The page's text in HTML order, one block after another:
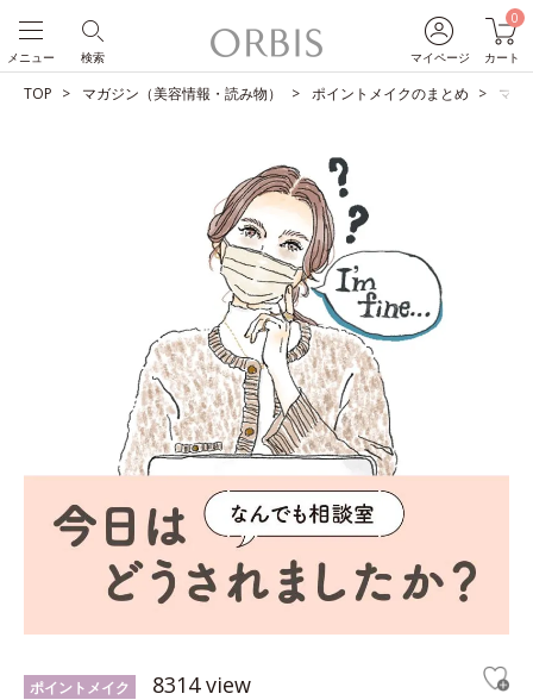
マイページ
0
カート
検索
メニュー
TOP マガジン（美容情報・読み物） ポイントメイクのまとめ マス
ポイントメイク 8314 view